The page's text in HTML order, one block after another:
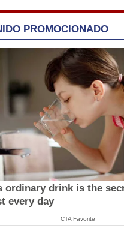
PROMOCIONADO
ordinary drink is the
every day
CTA Favorite